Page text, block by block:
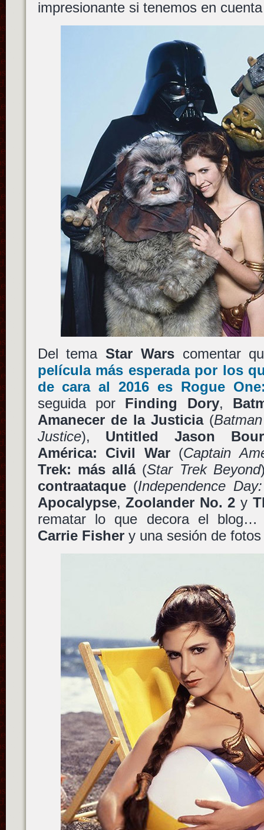
impresionante si tenemos en
Del temaStar Warscomentar
película más esperada por los
de cara al 2016 es Rogue
seguida por Finding Dory,
Amanecer de la Justicia(
Justice), Untitled Jason
América: Civil War(Captain
Trek: más allá(Star Trek Beyond
contraataque(Independence
Apocalypse,Zoolander No. 2 y
rematar lo que decora el
Carrie Fishery una sesión de fotos